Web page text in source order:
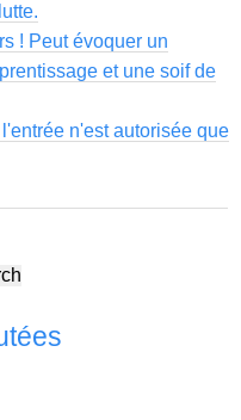
! Peut évoquer un
et une soif de
n'est autorisée que